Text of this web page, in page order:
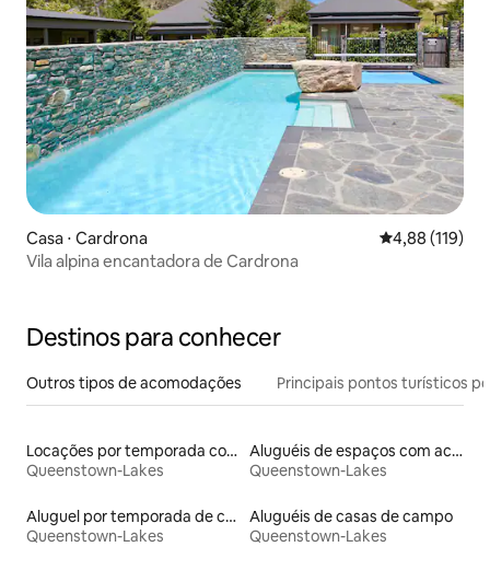
Casa ⋅ Cardrona 4,88 de uma
4,88 (119)
Vila alpina encantadora de Cardrona
Destinos para conhecer
Outros tipos de acomodações Principais pontos turísticos
Locações por temporada com piscina
Queenstown-Lakes
Aluguéis de espaços com acesso direto a pistas de esqui
Queenstown-Lakes
Aluguel por temporada de casas de hóspedes
Queenstown-Lakes
Aluguéis de casas de campo
Queenstown-Lakes